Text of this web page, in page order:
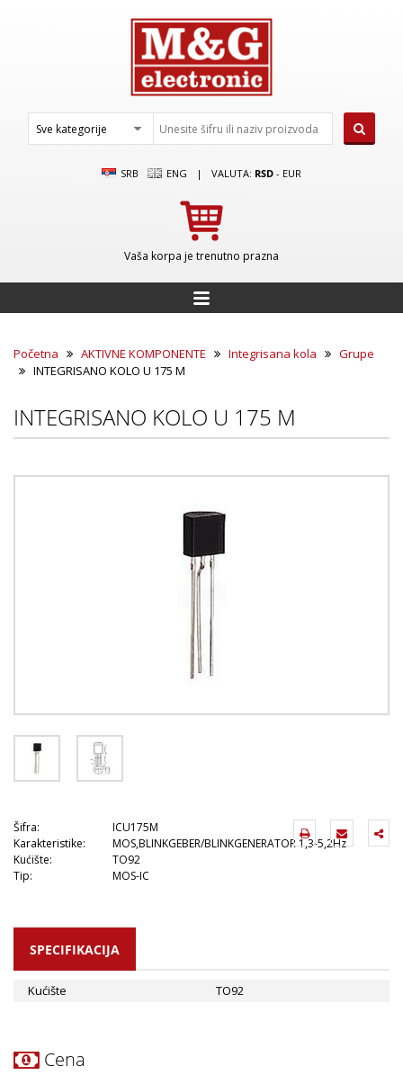
SRB ENG | VALUTA: RSD - EUR
Vaša korpa je trenutno prazna
Početna AKTIVNE KOMPONENTE Integrisana kola
Grupe
INTEGRISANO KOLO U 175 M
INTEGRISANO KOLO U 175 M
Šifra:
ICU175M
Karakteristike:
MOS,BLINKGEBER/BLINKGENERATOR 1,3-5,2Hz
Kućište:
TO92
Tip:
MOS-IC
SPECIFIKACIJA
Kućište TO92
Cena